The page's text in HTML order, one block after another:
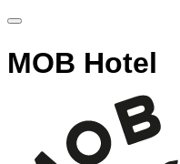
MOB Hotel